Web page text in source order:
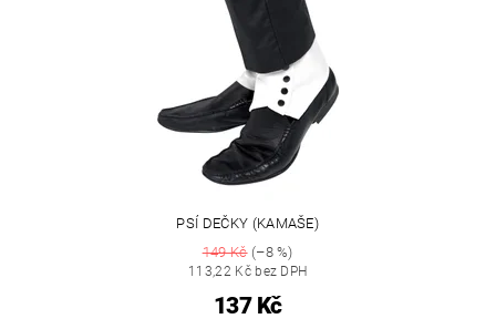
PSÍ DEČKY (KAMAŠE)
149 Kč(–8 %)
113,22 Kč bez DPH
137 Kč